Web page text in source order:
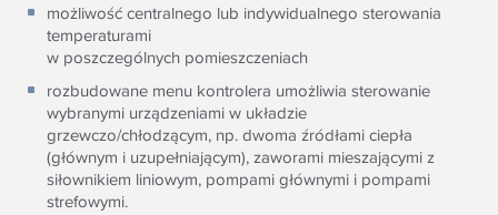
możliwość centralnego lub indywidualnego sterowania
temperaturami
w poszczególnych pomieszczeniach
rozbudowane menu kontrolera umożliwia sterowanie
wybranymi urządzeniami w układzie
grzewczo/chłodzącym, np. dwoma źródłami ciepła
(głównym i uzupełniającym), zaworami mieszającymi z
siłownikiem liniowym, pompami głównymi i pompami
strefowymi.